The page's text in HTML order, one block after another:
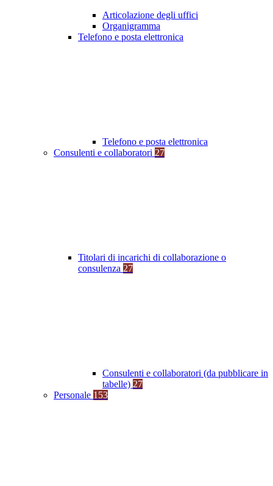
Articolazione degli uffici
Organigramma
Telefono e posta elettronica
Telefono e posta elettronica
Consulenti e collaboratori 27
Titolari di incarichi di collaborazione o
consulenza 27
Consulenti e collaboratori (da pubblicare in
tabelle) 27
Personale 153